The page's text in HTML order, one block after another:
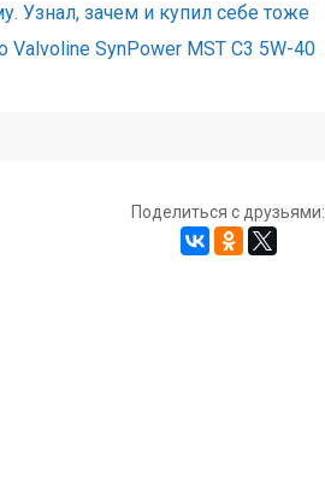
Узнал, зачем и купил себе тоже
Valvoline SynPower MST C3 5W-40
Поделиться с друзьями: